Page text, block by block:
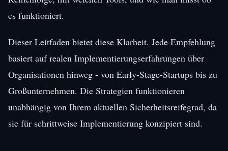
es funktioniert.
Dieser Leitfaden bietet diese Klarheit. Jede Empfehlung
basiert auf realen Implementierungserfahrungen über
Organisationen hinweg - von Early-Stage-Startups bis zu
Großunternehmen. Die Strategien funktionieren
unabhängig von Ihrem aktuellen Sicherheitsreifegrad, da
sie für schrittweise Implementierung konzipiert sind.